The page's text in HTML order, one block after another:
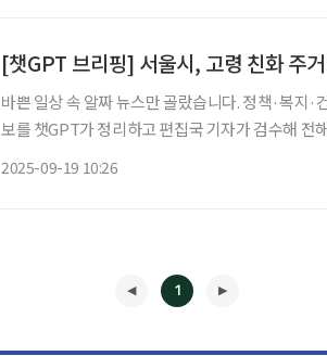
[챗GPT 브리핑] 서울시, 고령 친화 주
바쁜 일상 속 알짜 뉴스만 골랐습니다. 정책·복지·
보를 챗GPT가 정리하고 편집국 기자가 검수해 전해드립니다. ◆서울시,
2025-09-19 10:26
1